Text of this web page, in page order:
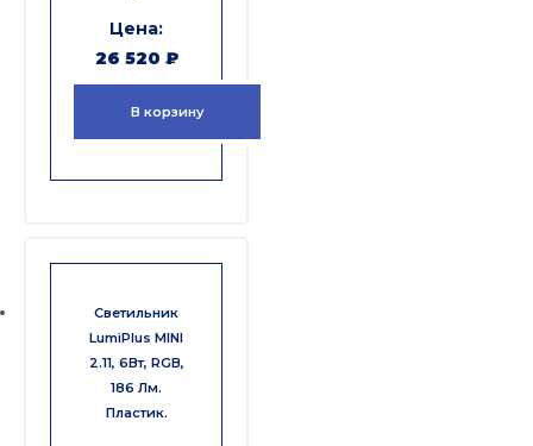
26 520 ₽
В корзину
Светильник
LumiPlus MINI
2.11, 6Вт, RGB,
186 Лм.
Пластик.